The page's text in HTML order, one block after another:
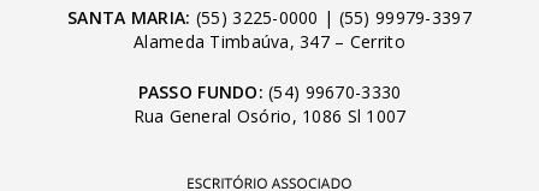
SANTA MARIA: (55) 3225-0000 | (55) 99979-3397
Alameda Timbaúva, 347 – Cerrito
PASSO FUNDO: (54) 99670-3330
Rua General Osório, 1086 Sl 1007